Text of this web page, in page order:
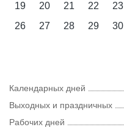
19
20 21 22 23
26
27 28 29 30
Календарных дней
Выходных и праздничных
Рабочих дней